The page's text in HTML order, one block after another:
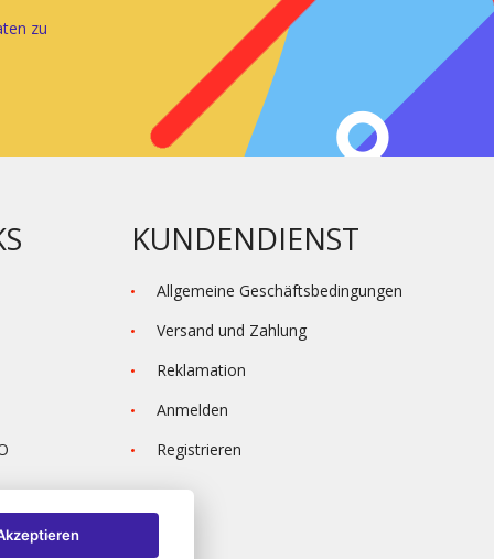
zu
KUNDENDIENST
Allgemeine Geschäftsbedingungen
Versand und Zahlung
Reklamation
Anmelden
Registrieren